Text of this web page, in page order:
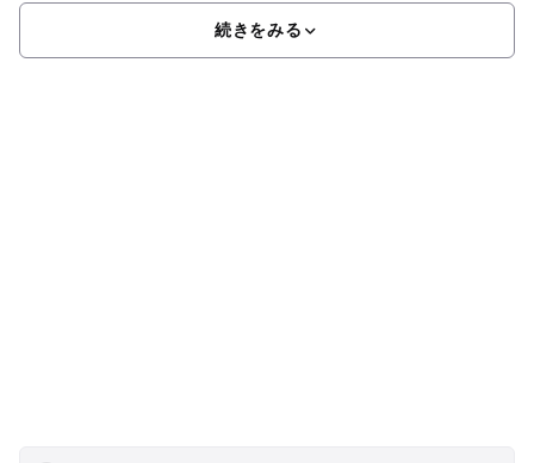
続きをみる